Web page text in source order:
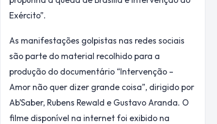
Exército”.
As manifestações golpistas nas redes sociais
são parte do material recolhido para a
produção do documentário “Intervenção –
Amor não quer dizer grande coisa”, dirigido por
Ab’Saber, Rubens Rewald e Gustavo Aranda. O
filme disponível na internet foi exibido na